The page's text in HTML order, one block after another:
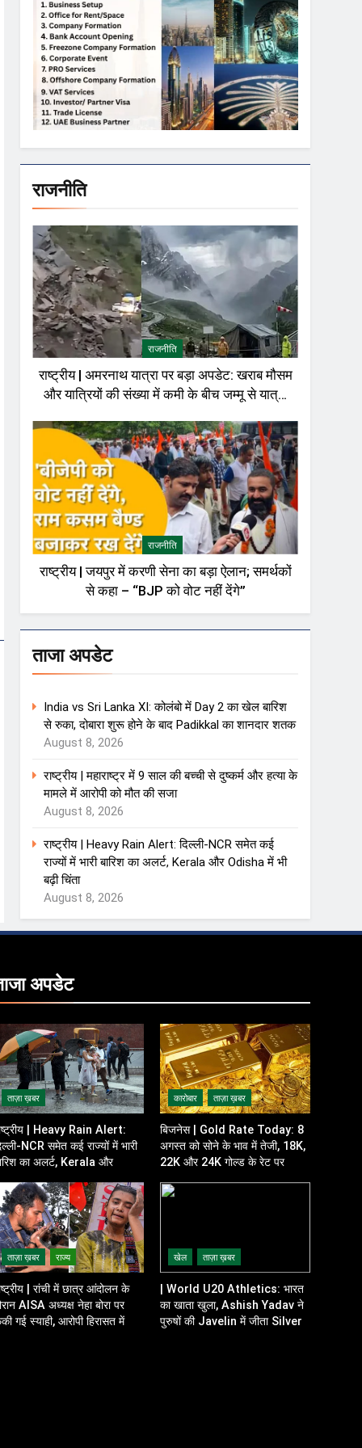
राजनीति
राजनीति
राष्ट्रीय | अमरनाथ यात्रा पर बड़ा अपडेट: खराब मौसम
और यात्रियों की संख्या में कमी के बीच जम्मू से यात्रा
राजनीति
राष्ट्रीय | जयपुर में करणी सेना का बड़ा ऐलान; समर्थकों
से कहा – “BJP को वोट नहीं देंगे”
ताजा अपडेट
India vs Sri Lanka XI: कोलंबो में Day 2 का खेल बारिश
से रुका, दोबारा शुरू होने के बाद Padikkal का शानदार शतक
August 8, 2026
राष्ट्रीय | महाराष्ट्र में 9 साल की बच्ची से दुष्कर्म और हत्या के
मामले में आरोपी को मौत की सजा
August 8, 2026
राष्ट्रीय | Heavy Rain Alert: दिल्ली-NCR समेत कई
राज्यों में भारी बारिश का अलर्ट, Kerala और Odisha में भी
बढ़ी चिंता
August 8, 2026
अपडेट
ताज़ा ख़बर
| Heavy Rain Alert:
NCR समेत कई राज्यों में भारी
का अलर्ट, Kerala और
कारोबार ताज़ा ख़बर
बिजनेस | Gold Rate Today: 8
अगस्त को सोने के भाव में तेजी, 18K,
22K और 24K गोल्ड के रेट पर
ताज़ा ख़बर राज्य
| रांची में छात्र आंदोलन के
AISA अध्यक्ष नेहा बोरा पर
गई स्याही, आरोपी हिरासत में
खेल ताज़ा ख़बर
| World U20 Athletics: भारत
का खाता खुला, Ashish Yadav ने
पुरुषों की Javelin में जीता Silver